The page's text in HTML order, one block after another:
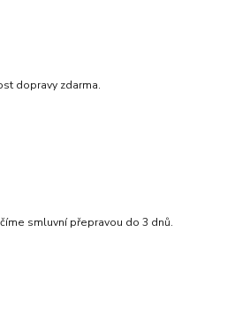
dopravy zdarma.
smluvní přepravou do 3 dnů.